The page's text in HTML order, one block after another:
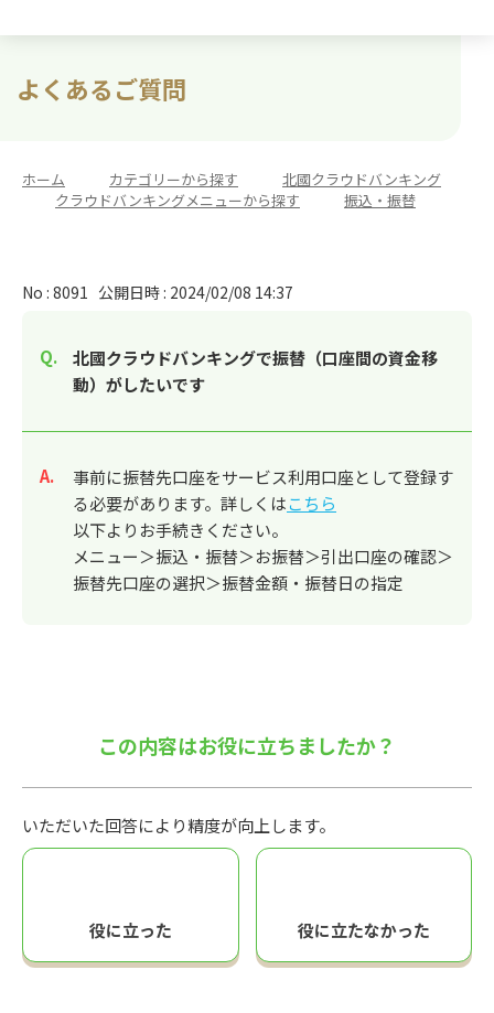
よくあるご質問
ホーム カテゴリーから探す
北國クラウドバンキング
クラウドバンキングメニューから探す 振込・振替
No : 8091 公開日時 : 2024/02/08 14:37
北國クラウドバンキングで振替（口座間の資金移
動）がしたいです
回答
事前に振替先口座をサービス利用口座として登録す
る必要があります。詳しくはこちら
以下よりお手続きください。
メニュー＞振込・振替＞お振替＞引出口座の確認＞
振替先口座の選択＞振替金額・振替日の指定
この内容はお役に立ちましたか？
いただいた回答により精度が向上します。
役に立った 役に立たなかった